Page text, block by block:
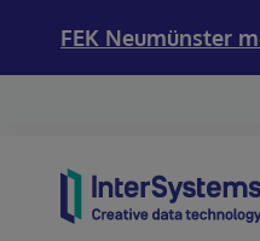
FEK Neumünster